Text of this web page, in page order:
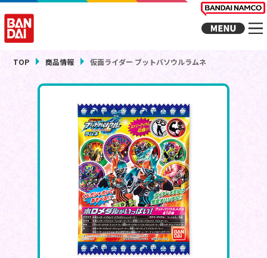
TOP 商品情報 仮面ライダー ブットバソウルラムネ